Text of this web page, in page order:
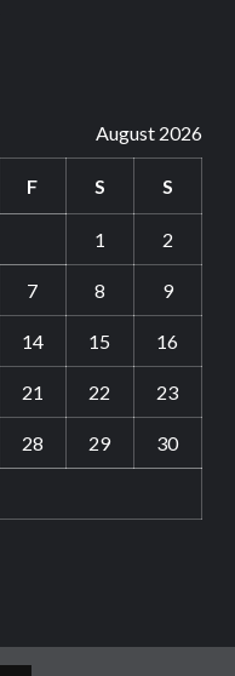
August 2026
F S S
1 2
7 8 9
14 15 16
21 22 23
28 29 30